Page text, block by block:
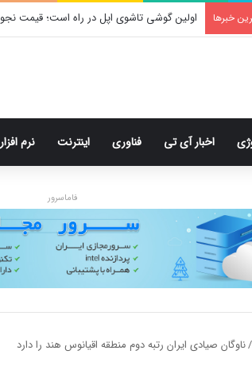
خبرها اولین گوشی تاشوی اپل در راه است؛ قیمت
اخبار آی تی فناوری اینترنت نرم افزار
فاماسرور
/ناوگان صیادی ایران رتبه دوم منطقه اقیانوس هند را دارد